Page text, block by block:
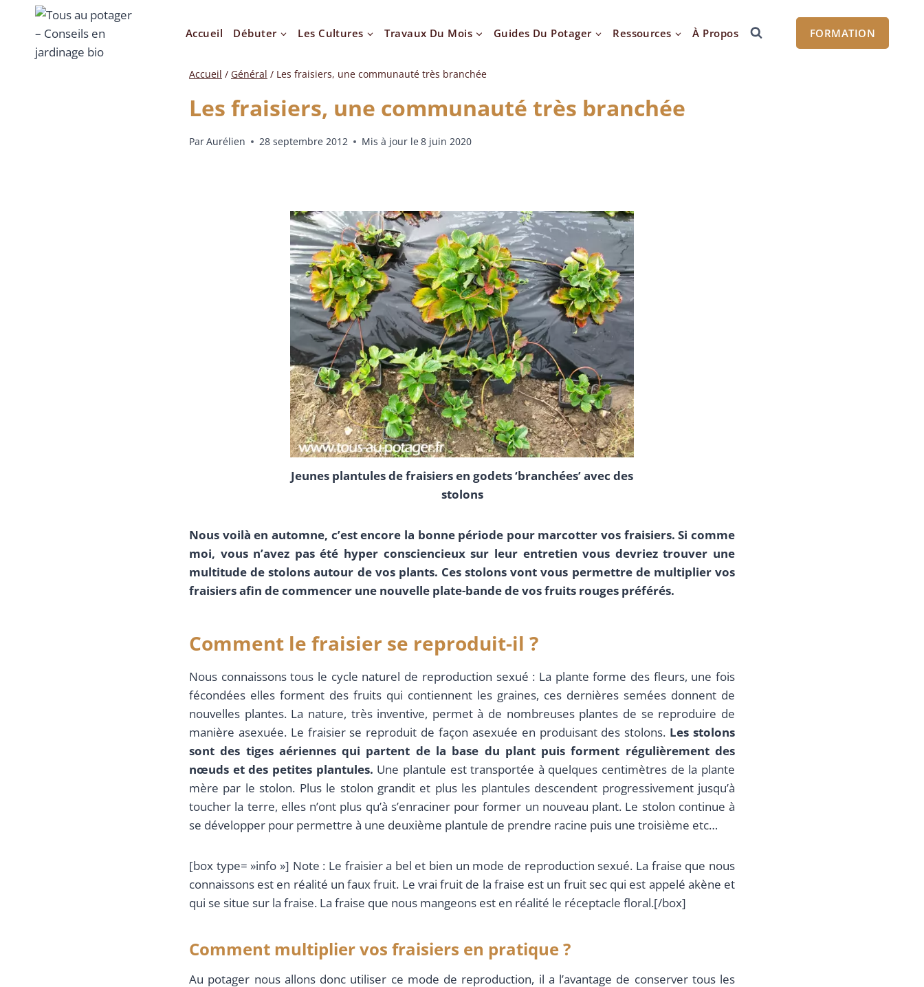
Accueil Débuter Les Cultures Travaux Du Mois Guides Du Potager Ressources À Propos FORMATION
Accueil / Général / Les fraisiers, une communauté très branchée
Les fraisiers, une communauté très branchée
ParAurélien 28 septembre 2012 Mis à jour le8 juin 2020
Jeunes plantules de fraisiers en godets ‘branchées’ avec des
stolons
Nous voilà en automne, c’est encore la bonne période pour marcotter vos fraisiers. Si comme
moi, vous n’avez pas été hyper consciencieux sur leur entretien vous devriez trouver une
multitude de stolons autour de vos plants. Ces stolons vont vous permettre de multiplier vos
fraisiers afin de commencer une nouvelle plate-bande de vos fruits rouges préférés.
Comment le fraisier se reproduit-il ?
Nous connaissons tous le cycle naturel de reproduction sexué : La plante forme des fleurs, une fois
fécondées elles forment des fruits qui contiennent les graines, ces dernières semées donnent de
nouvelles plantes. La nature, très inventive, permet à de nombreuses plantes de se reproduire de
manière asexuée. Le fraisier se reproduit de façon asexuée en produisant des stolons. Les stolons
sont des tiges aériennes qui partent de la base du plant puis forment régulièrement des
nœuds et des petites plantules. Une plantule est transportée à quelques centimètres de la plante
mère par le stolon. Plus le stolon grandit et plus les plantules descendent progressivement jusqu’à
toucher la terre, elles n’ont plus qu’à s’enraciner pour former un nouveau plant. Le stolon continue à
se développer pour permettre à une deuxième plantule de prendre racine puis une troisième etc…
[box type= »info »] Note : Le fraisier a bel et bien un mode de reproduction sexué. La fraise que nous
connaissons est en réalité un faux fruit. Le vrai fruit de la fraise est un fruit sec qui est appelé akène et
qui se situe sur la fraise. La fraise que nous mangeons est en réalité le réceptacle floral.[/box]
Comment multiplier vos fraisiers en pratique ?
Au potager nous allons donc utiliser ce mode de reproduction, il a l’avantage de conserver tous les